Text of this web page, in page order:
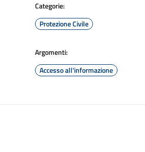
Categorie:
Protezione Civile
Argomenti:
Accesso all'informazione